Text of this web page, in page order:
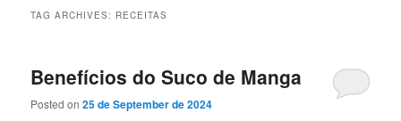
TAG ARCHIVES: RECEITAS
Benefícios do Suco de Manga
Posted on25 de September de 2024